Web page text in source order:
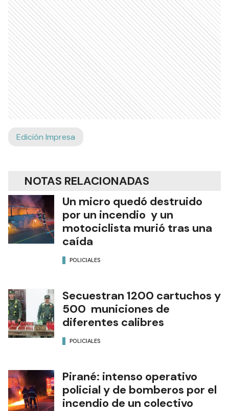
Edición Impresa
NOTAS RELACIONADAS
Un micro quedó destruido
por un incendio y un
motociclista murió tras una
caída
POLICIALES
Secuestran 1200 cartuchos y
500 municiones de
diferentes calibres
POLICIALES
Pirané: intenso operativo
policial y de bomberos por el
incendio de un colectivo